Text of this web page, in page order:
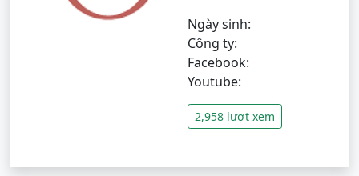
Ngày sinh:
Công ty:
Facebook:
Youtube:
2,958 lượt xem